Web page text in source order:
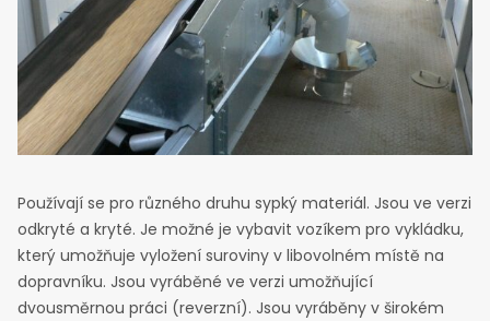
Používají se pro různého druhu sypký materiál. Jsou ve verzi
odkryté a kryté. Je možné je vybavit vozíkem pro vykládku,
který umožňuje vyložení suroviny v libovolném místě na
dopravníku. Jsou vyráběné ve verzi umožňující
dvousměrnou práci (reverzní). Jsou vyráběny v širokém